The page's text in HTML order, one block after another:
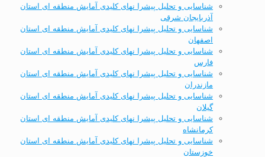
شناسایی و تحلیل پیشرا نهای کلیدی آمایش منطقه ای استان
آذربایجان شرقی
شناسایی و تحلیل پیشرا نهای کلیدی آمایش منطقه ای استان
اصفهان
شناسایی و تحلیل پیشرا نهای کلیدی آمایش منطقه ای استان
فارس
شناسایی و تحلیل پیشرا نهای کلیدی آمایش منطقه ای استان
مازندران
شناسایی و تحلیل پیشرا نهای کلیدی آمایش منطقه ای استان
گیلان
شناسایی و تحلیل پیشرا نهای کلیدی آمایش منطقه ای استان
کرمانشاه
شناسایی و تحلیل پیشرا نهای کلیدی آمایش منطقه ای استان
خوزستان